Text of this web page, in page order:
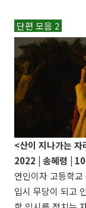
단편 모음 2
<산이 지나가는
2022 |
송혜령
|
연인이자 고등학
입시 무당이 되고